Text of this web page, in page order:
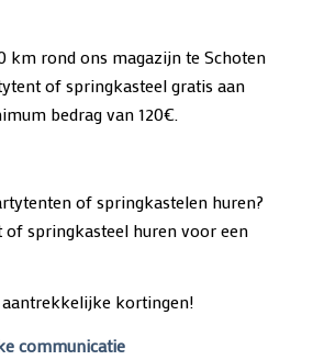
km rond ons magazijn te Schoten
of springkasteel gratis aan
bedrag van 120€.
of springkastelen huren?
springkasteel huren voor een
kortingen!
communicatie